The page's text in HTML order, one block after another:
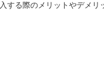
る際のメリットやデメリ